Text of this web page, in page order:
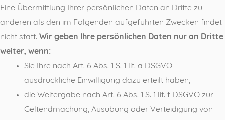
Eine Übermittlung Ihrer persönlichen Daten an Dritte zu
anderen als den im Folgenden aufgeführten Zwecken findet
nicht statt. Wir geben Ihre persönlichen Daten nur an Dritte
weiter, wenn:
Sie Ihre nach Art. 6 Abs. 1 S. 1 lit. a DSGVO
ausdrückliche Einwilligung dazu erteilt haben,
die Weitergabe nach Art. 6 Abs. 1 S. 1 lit. f DSGVO zur
Geltendmachung, Ausübung oder Verteidigung von